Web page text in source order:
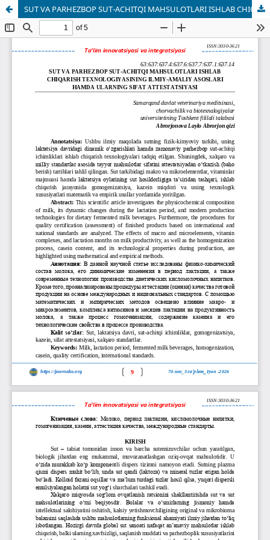
SUT VA PARHEZBOP SUT-ACHITQI MAHSULOTLARI ISHLAB CHIQARISH TEXNOLOGIYASINING ILMIY-AMALIY ASOSLARI HAMDA ULARNING SIFAT ATTESTATSIYASI